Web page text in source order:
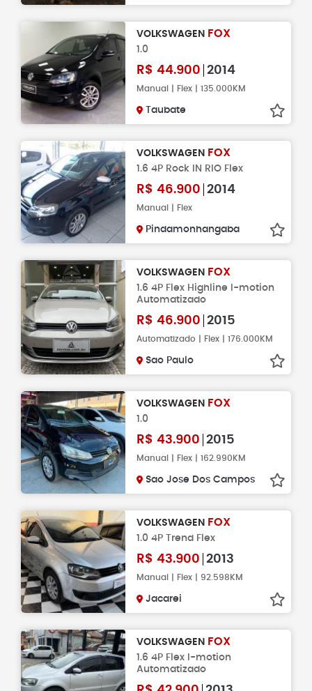
VOLKSWAGEN FOX
1.0
R$ 44.900 2014
Manual | Flex | 135.000KM
Taubate
VOLKSWAGEN FOX
1.6 4P Rock IN RIO Flex
R$ 46.900 2014
Manual | Flex
Pindamonhangaba
VOLKSWAGEN FOX
1.6 4P Flex Highline I-motion
Automatizado
R$ 46.900 2015
Automatizado | Flex | 176.000KM
Sao Paulo
VOLKSWAGEN FOX
1.0
R$ 43.900 2015
Manual | Flex | 162.990KM
Sao Jose Dos Campos
VOLKSWAGEN FOX
1.0 4P Trend Flex
R$ 43.900 2013
Manual | Flex | 92.598KM
Jacarei
VOLKSWAGEN FOX
1.6 4P Flex I-motion
Automatizado